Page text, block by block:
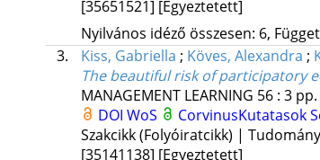
[35651521] [Egyeztetett]
Nyilvános idéző összesen: 6,
3.
Kiss, Gabriella ; Köves, Alexandra ;
The beautiful risk of participatory
MANAGEMENT LEARNING 56: 3 pp.
DOI WoS CorvinusKutatasok
Szakcikk (Folyóiratcikk) |
[35141138] [Egyeztetett]